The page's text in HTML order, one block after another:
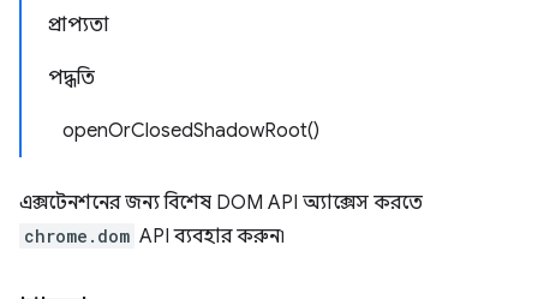
প্রাপ্যতা
পদ্ধতি
openOrClosedShadowRoot()
এক্সটেনশনের জন্য বিশেষ DOM API অ্যাক্সেস করতে
chrome.dom API ব্যবহার করুন৷